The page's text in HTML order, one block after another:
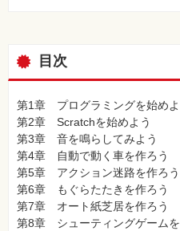
目次
第1章 プログラミングを始めよ
第2章 Scratchを始めよう
第3章 音を鳴らしてみよう
第4章 自動で動く車を作ろう
第5章 アクション迷路を作ろう
第6章 もぐらたたきを作ろう
第7章 オート紙芝居を作ろう
第8章 シューティングゲームを